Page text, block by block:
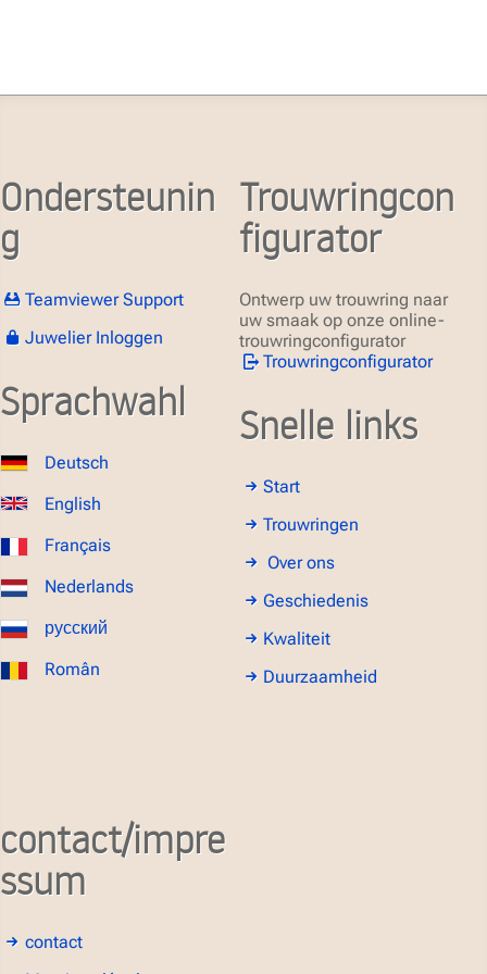
Ondersteunin
g
Teamviewer Support
Juwelier Inloggen
Sprachwahl
Deutsch
English
Français
Nederlands
русский
Român
Trouwringcon
figurator
Ontwerp uw trouwring naar
uw smaak op onze online-
trouwringconfigurator
Trouwringconfigurator
Snelle links
Start
Trouwringen
Over ons
Geschiedenis
Kwaliteit
Duurzaamheid
contact/impre
ssum
contact